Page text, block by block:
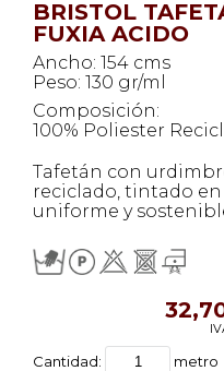
BRISTOL
FUXIA ACIDO
Ancho: 154 cms
Peso: 130 gr/ml
Composición:
100% Poliester
Tafetán con
reciclado, tintado
uniforme y
Cantidad: metro